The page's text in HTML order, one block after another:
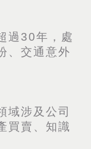
過30年，處
、交通意外
域涉及公司
買賣、知識